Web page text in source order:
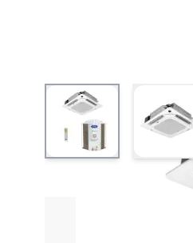
View larger image